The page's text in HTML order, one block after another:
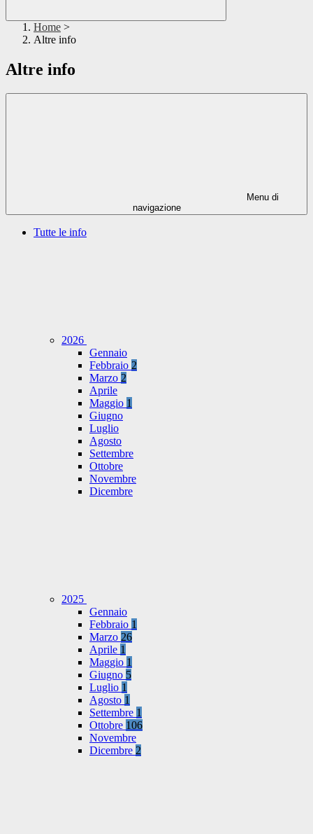
Home >
Altre info
Altre info
Menu di
navigazione
Tutte le info
2026
Gennaio
Febbraio 2
Marzo 2
Aprile
Maggio 1
Giugno
Luglio
Agosto
Settembre
Ottobre
Novembre
Dicembre
2025
Gennaio
Febbraio 1
Marzo 26
Aprile 1
Maggio 1
Giugno 5
Luglio 1
Agosto 1
Settembre 1
Ottobre 106
Novembre
Dicembre 2